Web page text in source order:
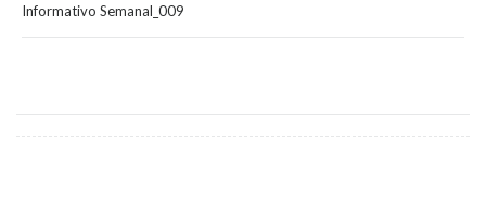
Informativo Semanal_009